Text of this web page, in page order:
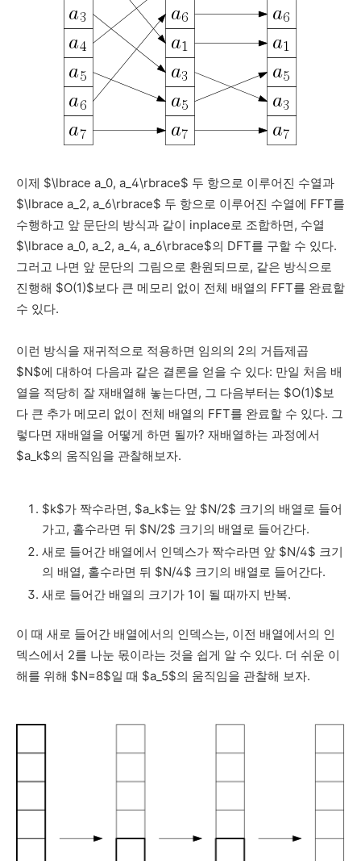
이제 $\lbrace a_0, a_4\rbrace$ 두 항으로 이루어진 수열과
$\lbrace a_2, a_6\rbrace$ 두 항으로 이루어진 수열에 FFT를
수행하고 앞 문단의 방식과 같이 inplace로 조합하면, 수열
$\lbrace a_0, a_2, a_4, a_6\rbrace$의 DFT를 구할 수 있다.
그러고 나면 앞 문단의 그림으로 환원되므로, 같은 방식으로
진행해 $O(1)$보다 큰 메모리 없이 전체 배열의 FFT를 완료할
수 있다.
이런 방식을 재귀적으로 적용하면 임의의 2의 거듭제곱
$N$에 대하여 다음과 같은 결론을 얻을 수 있다: 만일 처음 배
열을 적당히 잘 재배열해 놓는다면, 그 다음부터는 $O(1)$보
다 큰 추가 메모리 없이 전체 배열의 FFT를 완료할 수 있다. 그
렇다면 재배열을 어떻게 하면 될까? 재배열하는 과정에서
$a_k$의 움직임을 관찰해보자.
$k$가 짝수라면, $a_k$는 앞 $N/2$ 크기의 배열로 들어
가고, 홀수라면 뒤 $N/2$ 크기의 배열로 들어간다.
새로 들어간 배열에서 인덱스가 짝수라면 앞 $N/4$ 크기
의 배열, 홀수라면 뒤 $N/4$ 크기의 배열로 들어간다.
새로 들어간 배열의 크기가 1이 될 때까지 반복.
이 때 새로 들어간 배열에서의 인덱스는, 이전 배열에서의 인
덱스에서 2를 나눈 몫이라는 것을 쉽게 알 수 있다. 더 쉬운 이
해를 위해 $N=8$일 때 $a_5$의 움직임을 관찰해 보자.